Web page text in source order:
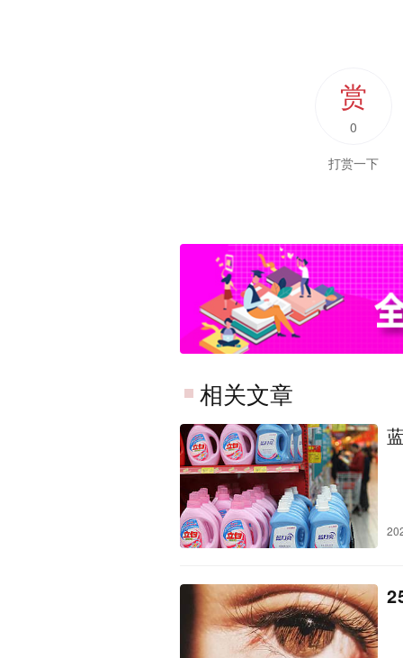
赏
打赏一下
0
相关文章